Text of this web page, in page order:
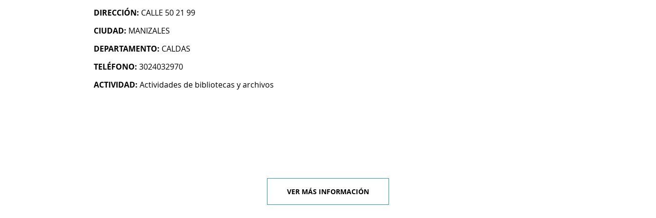
DIRECCIÓN: CALLE 50 21 99
CIUDAD: MANIZALES
DEPARTAMENTO: CALDAS
TELÉFONO: 3024032970
ACTIVIDAD: Actividades de bibliotecas y archivos
VER MÁS INFORMACIÓN